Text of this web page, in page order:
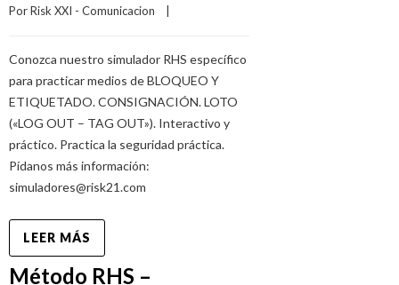
Por Risk XXI - Comunicacion
Conozca nuestro simulador RHS específico
para practicar medios de BLOQUEO Y
ETIQUETADO. CONSIGNACIÓN. LOTO
(«LOG OUT – TAG OUT»). Interactivo y
práctico. Practica la seguridad práctica.
Pídanos más información:
simuladores@risk21.com
LEER MÁS
Método RHS –